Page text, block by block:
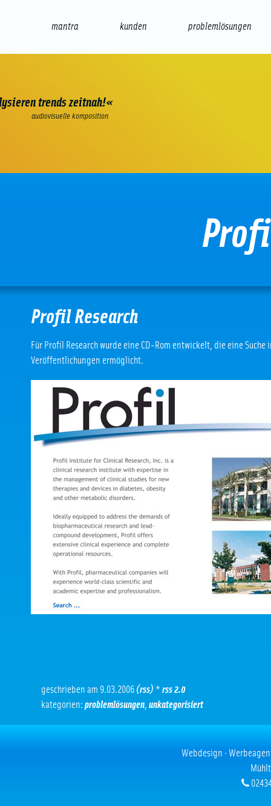
mantra kunden problemlösungen
»innovativ? wir katalysieren trends zeitnah!«
audiovisuelle komposition
Profil Research
Für Profil Research wurde eine CD-Rom entwickelt, die eine Suche
Veröffentlichungen ermöglicht.
geschrieben am 9.03.2006 (rss) * rss 2.0
kategorien: problemlösungen unkategorisiert
Webdesign ·